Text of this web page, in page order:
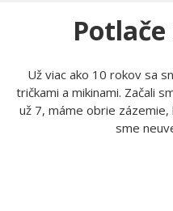
Už viac ako 10 rokov sa
tričkami a mikinami. Začali
už 7, máme obrie
sme